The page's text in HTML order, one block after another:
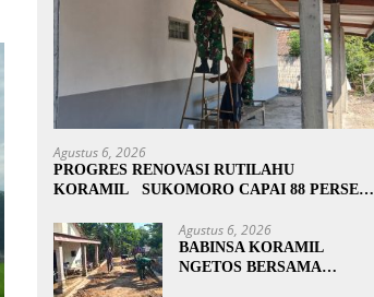
Agustus 6, 2026
PROGRES RENOVASI RUTILAHU
KORAMIL SUKOMORO CAPAI 88 PERSEN,
Agustus 6, 2026
BABINSA KORAMIL
NGETOS BERSAMA